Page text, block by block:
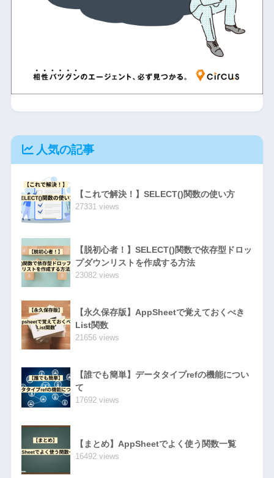
人気の記事
【これで解決！】SELECT()関数の使い方
27331 views
【脱初心者！】SELECT()関数で依存型ドロッ
プダウンリストを作成する方法
23082 views
【永久保存版】AppSheetで覚えておくべき
List関数
21656 views
【誰でも簡単】データタイプrefの機能につい
て
17692 views
【まとめ】AppSheetでよく使う関数一覧
16492 views